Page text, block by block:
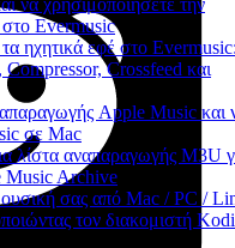
να χρησιμοποιήσετε την
Evermusic
ηχητικά εφέ στο
Crossfeed και
Apple Music και
σε Mac
λίστα αναπαραγωγής M3U
Music Archive
σας από Mac / PC /
τον διακομιστή Kodi